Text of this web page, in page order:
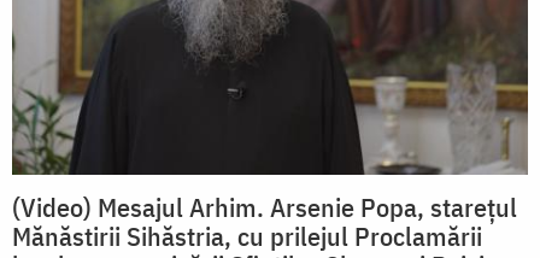
(Video) Mesajul Arhim. Arsenie Popa, starețul
Mănăstirii Sihăstria, cu prilejul Proclamării